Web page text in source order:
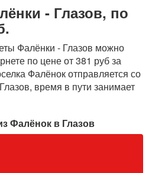
- Глазов, по
Фалёнки - Глазов можно
по цене от 381 руб за
Фалёнок отправляется со
время в пути занимает
Фалёнок в Глазов